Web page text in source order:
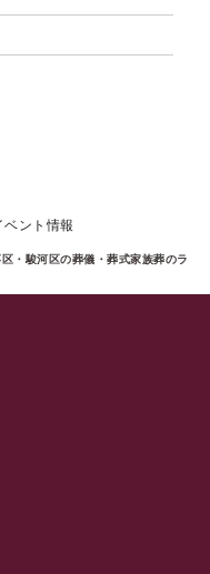
・駿河区の葬儀・葬式家族葬のラ
ベント情報